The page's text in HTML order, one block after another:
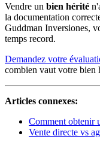
Vendre un bien hérité
la documentation
Guddman Inversiones,
temps record.
Demandez votre
combien vaut votre bien
Articles connexes:
Comment obtenir
Vente directe vs